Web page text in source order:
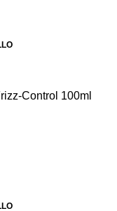
Control 100ml